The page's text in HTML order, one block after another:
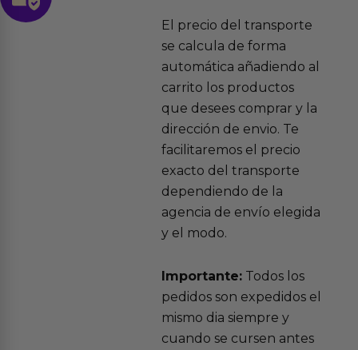
El precio del transporte
se calcula de forma
automática añadiendo al
carrito los productos
que desees comprar y la
dirección de envio. Te
facilitaremos el precio
exacto del transporte
dependiendo de la
agencia de envío elegida
y el modo.
Importante:Todos los
pedidos son expedidos el
mismo dia siempre y
cuando se cursen antes